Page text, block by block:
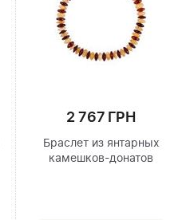
2 767 ГРН
Браслет из янтарных
камешков-донатов